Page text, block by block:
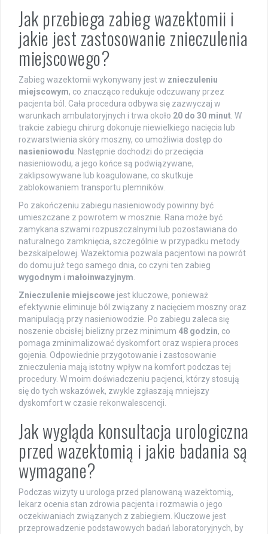
Jak przebiega zabieg wazektomii i
jakie jest zastosowanie znieczulenia
miejscowego?
Zabieg wazektomii wykonywany jest w znieczuleniu
miejscowym, co znacząco redukuje odczuwany przez
pacjenta ból. Cała procedura odbywa się zazwyczaj w
warunkach ambulatoryjnych i trwa około 20 do 30 minut . W
trakcie zabiegu chirurg dokonuje niewielkiego nacięcia lub
rozwarstwienia skóry moszny, co umożliwia dostęp do
nasieniowodu . Następnie dochodzi do przecięcia
nasieniowodu, a jego końce są podwiązywane,
zaklipsowywane lub koagulowane, co skutkuje
zablokowaniem transportu plemników.
Po zakończeniu zabiegu nasieniowody powinny być
umieszczane z powrotem w mosznie. Rana może być
zamykana szwami rozpuszczalnymi lub pozostawiana do
naturalnego zamknięcia, szczególnie w przypadku metody
bezskalpelowej. Wazektomia pozwala pacjentowi na powrót
do domu już tego samego dnia, co czyni ten zabieg
wygodnym i małoinwazyjnym
Znieczulenie miejscowe jest kluczowe, ponieważ
efektywnie eliminuje ból związany z nacięciem moszny oraz
manipulacją przy nasieniowodzie. Po zabiegu zaleca się
noszenie obcisłej bielizny przez minimum 48 godzin, co
pomaga zminimalizować dyskomfort oraz wspiera proces
gojenia. Odpowiednie przygotowanie i zastosowanie
znieczulenia mają istotny wpływ na komfort podczas tej
procedury. W moim doświadczeniu pacjenci, którzy stosują
się do tych wskazówek, zwykle zgłaszają mniejszy
dyskomfort w czasie rekonwalescencji.
Jak wygląda konsultacja urologiczna
przed wazektomią i jakie badania są
wymagane?
Podczas wizyty u urologa przed planowaną wazektomią,
lekarz ocenia stan zdrowia pacjenta i rozmawia o jego
oczekiwaniach związanych z zabiegiem. Kluczowe jest
przeprowadzenie podstawowych badań laboratoryjnych, by